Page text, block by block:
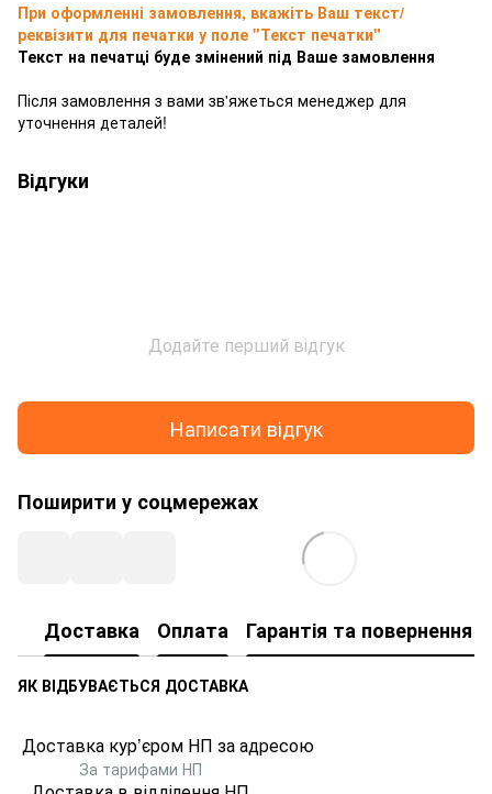
При оформленні замовлення, вкажіть Ваш текст/
реквізити для печатки у поле "Текст печатки"
Текст на печатці буде змінений під Ваше замовлення
Після замовлення з вами зв'яжеться менеджер для
уточнення деталей!
Відгуки
Додайте перший відгук
Написати відгук
Поширити у соцмережах
Доставка Оплата Гарантія та повернення
ЯК ВІДБУВАЄТЬСЯ ДОСТАВКА
Доставка кур’єром НП за адресою
За тарифами НП